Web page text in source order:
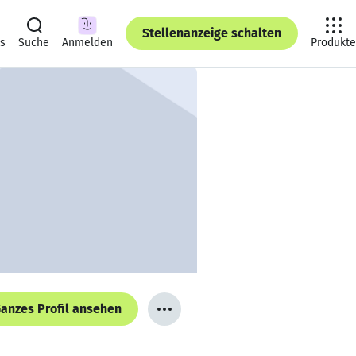
Suche Anmelden
Stellenanzeige schalten
Produkte
Profil ansehen